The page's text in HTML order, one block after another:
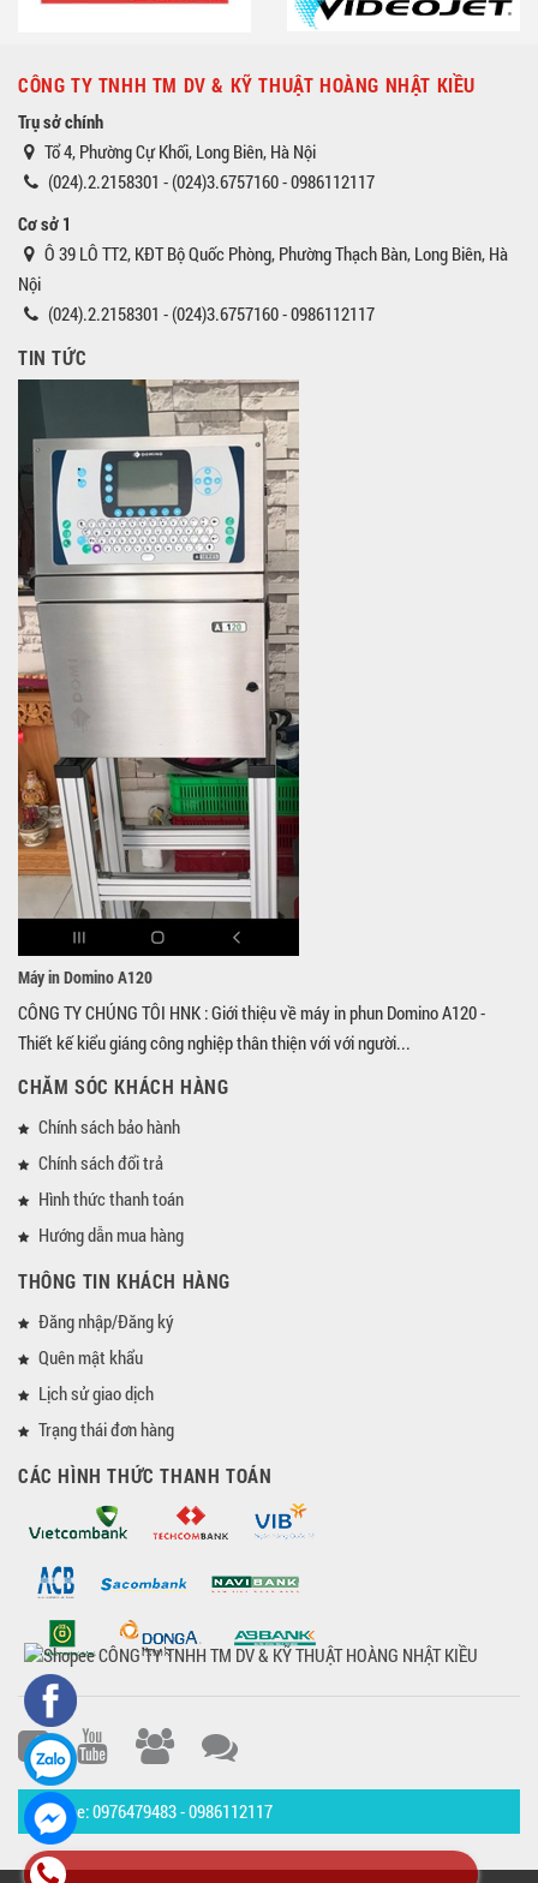
CÔNG TY TNHH TM DV & KỸ THUẬT HOÀNG NHẬT KIỀU
Trụ sở chính
Tổ 4, Phường Cự Khối, Long Biên, Hà Nội
(024).2.2158301 - (024)3.6757160 - 0986112117
Cơ sở 1
Ô 39 LÔ TT2, KĐT Bộ Quốc Phòng, Phường Thạch Bàn, Long Biên, Hà
Nội
(024).2.2158301 - (024)3.6757160 - 0986112117
TIN TỨC
Máy in Domino A120
CÔNG TY CHÚNG TÔI HNK : Giới thiệu về máy in phun Domino A120 -
Thiết kế kiểu giáng công nghiệp thân thiện với với người...
CHĂM SÓC KHÁCH HÀNG
Chính sách bảo hành
Chính sách đổi trả
Hình thức thanh toán
Hướng dẫn mua hàng
THÔNG TIN KHÁCH HÀNG
Đăng nhập/Đăng ký
Quên mật khẩu
Lịch sử giao dịch
Trạng thái đơn hàng
CÁC HÌNH THỨC THANH TOÁN
Hotline: 0976479483 - 0986112117